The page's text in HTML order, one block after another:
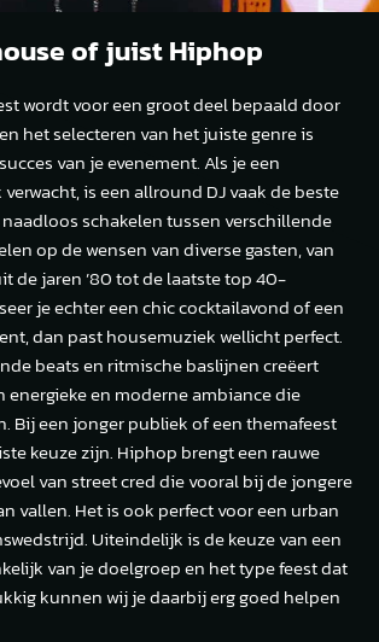
of juist Hiphop
wordt voor een groot deel bepaald door
het selecteren van het juiste genre is
van je evenement. Als je een
is een allround DJ vaak de beste
schakelen tussen verschillende
op de wensen van diverse gasten, van
de jaren ’80 tot de laatste top 40-
je echter een chic cocktailavond of een
dan past housemuziek wellicht perfect.
beats en ritmische baslijnen creëert
energieke en moderne ambiance die
Bij een jonger publiek of een themafeest
keuze zijn. Hiphop brengt een rauwe
van street cred die vooral bij de jongere
vallen. Het is ook perfect voor een urban
Uiteindelijk is de keuze van een
van je doelgroep en het type feest dat
kunnen wij je daarbij erg goed helpen